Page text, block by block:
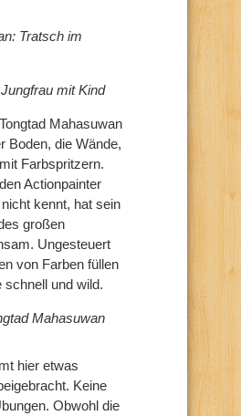
Tratsch im
mit Kind
Mahasuwan
Boden, die Wände,
Farbspritzern.
Actionpainter
kennt, hat sein
großen
Ungesteuert
von Farben füllen
und wild.
Mahasuwan
hier etwas
Keine
Obwohl die